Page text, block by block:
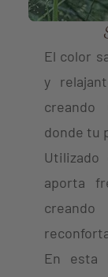
El color
y
creando
donde tu
aporta
En esta